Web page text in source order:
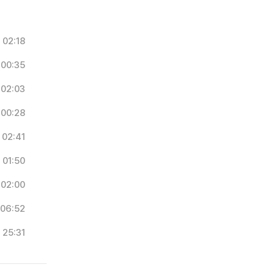
02:18
00:35
02:03
00:28
02:41
01:50
02:00
06:52
25:31